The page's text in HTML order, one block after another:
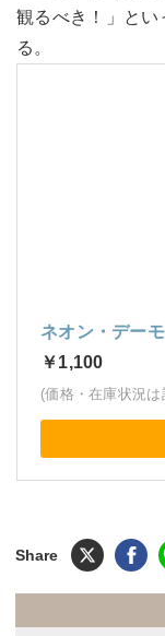
観るべき！」と
る。
ネオン・デー
￥1,100
(価格・在庫状況